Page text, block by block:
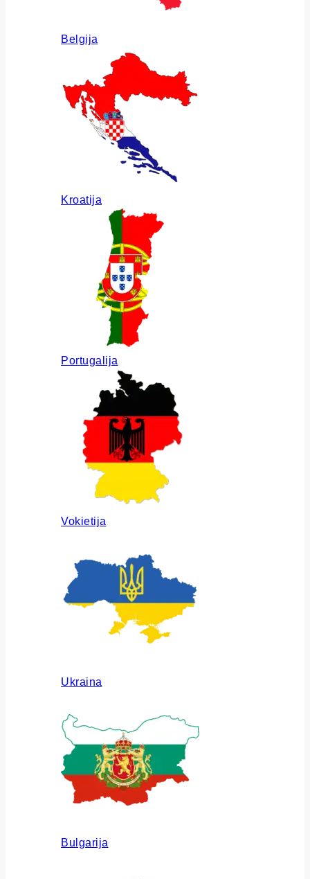
Belgija
Kroatija
Portugalija
Vokietija
Ukraina
Bulgarija